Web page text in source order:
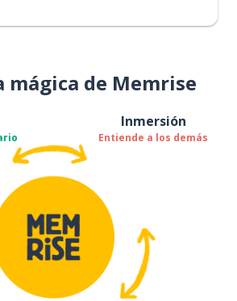
mágica de Memrise
Inmersión
Entiende a los demás